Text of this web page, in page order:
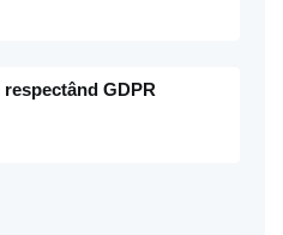
GDPR